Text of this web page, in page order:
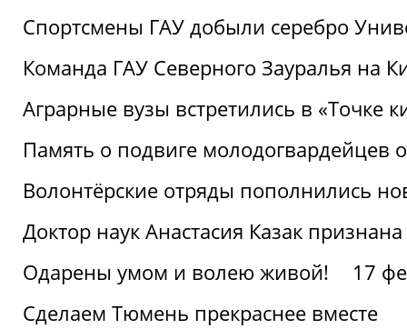
Спортсмены ГАУ добыли серебро
Команда ГАУ Северного Зауралья на
Аграрные вузы встретились в «Точке
Память о подвиге молодогвардейцев
Волонтёрские отряды пополнились
Доктор наук Анастасия Казак
Одарены умом и волею живой!
17
Сделаем Тюмень прекраснее вместе